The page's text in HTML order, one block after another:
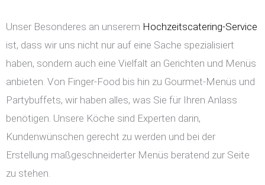
Unser Besonderes an unserem Hochzeitscatering-Service
ist, dass wir uns nicht nur auf eine Sache spezialisiert
haben, sondern auch eine Vielfalt an Gerichten und Menüs
anbieten. Von Finger-Food bis hin zu Gourmet-Menüs und
Partybuffets, wir haben alles, was Sie für Ihren Anlass
benötigen. Unsere Köche sind Experten darin,
Kundenwünschen gerecht zu werden und bei der
Erstellung maßgeschneiderter Menüs beratend zur Seite
zu stehen.